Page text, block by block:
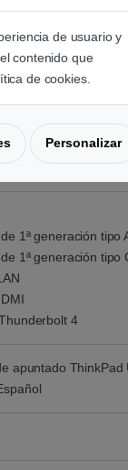
x 1080 Pixeles,
cable de seguridad
digital
confiable
de CA de 65 W
1ª generación tipo
1ª generación tipo
4
apuntado ThinkPad
de usuario y
contenido que
de cookies.
Personalizar